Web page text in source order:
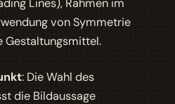
Lines), Rahmen im
von Symmetrie
Gestaltungsmittel.
: Die Wahl des
die Bildaussage